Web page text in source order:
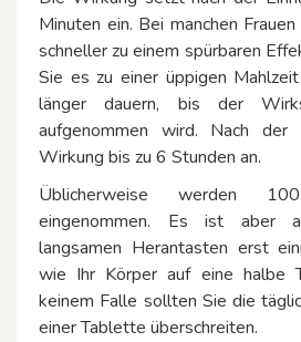
Minuten ein. Bei manchen
schneller zu einem spürbaren
Sie es zu einer üppigen
länger dauern, bis der
aufgenommen wird. Nach
Wirkung bis zu 6 Stunden an.
Üblicherweise werden
eingenommen. Es ist aber
langsamen Herantasten erst
wie Ihr Körper auf eine halbe
keinem Falle sollten Sie die
einer Tablette überschreiten.